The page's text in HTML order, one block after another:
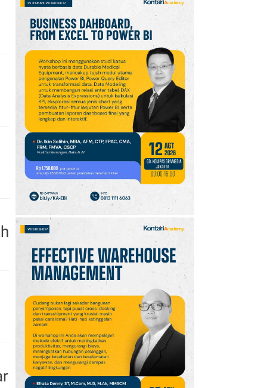
2026, Sunlight hingga
Bebelac Diskon
9
Klasemen Grup A Piala
AFF 2026: Ini Skenario
Indonesia Lolos ke
Semifinal
10 Promo JSM Alfamart 7–
9 Agustus 2026, Minyak
Goreng 2 Liter Mulai
Rp41.500